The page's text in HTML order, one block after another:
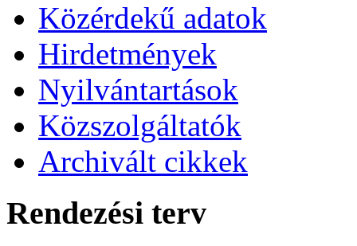
Közérdekű adatok
Hirdetmények
Nyilvántartások
Közszolgáltatók
Archivált cikkek
Rendezési terv